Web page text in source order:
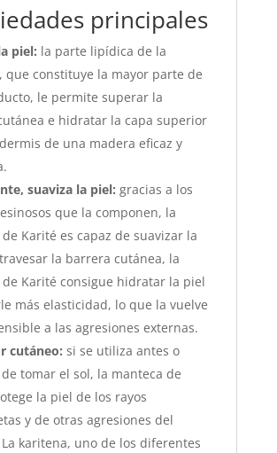
principales
piel: la parte lipídica de la
que constituye la mayor parte de
le permite superar la
e hidratar la capa superior
de una madera eficaz y
suaviza la piel: gracias a los
que la componen, la
Karité es capaz de suavizar la
la barrera cutánea, la
de Karité consigue hidratar la piel
más elasticidad, lo que la vuelve
a las agresiones externas.
cutáneo: si se utiliza antes o
tomar el sol, la manteca de
la piel de los rayos
y de otras agresiones del
karitena, uno de los diferentes